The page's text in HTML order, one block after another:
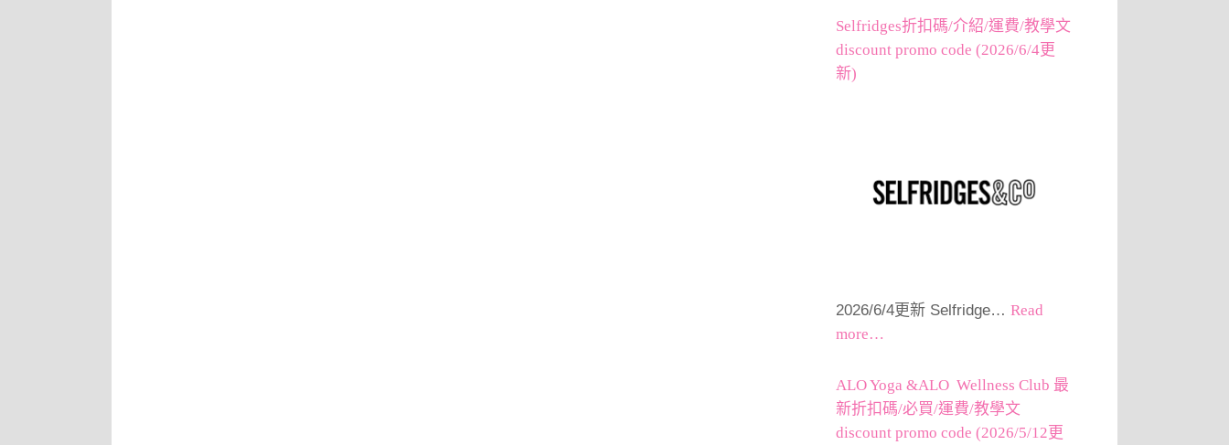
Selfridges折扣碼/介紹/運費/教學文
discount promo code (2026/6/4更
新)
2026/6/4更新 Selfridge… Read
more…
ALO Yoga &ALO Wellness Club 最
新折扣碼/必買/運費/教學文
discount promo code (2026/5/12更